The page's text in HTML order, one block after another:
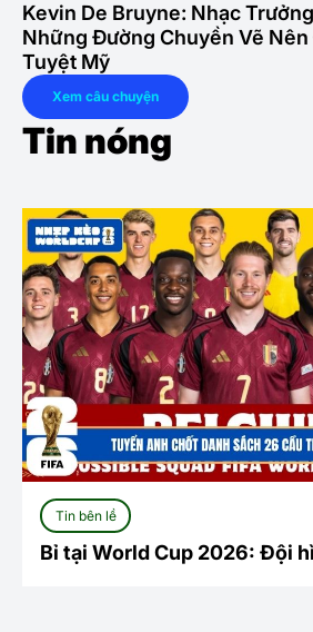
Kevin De Bruyne: Nhạc
Những Đường Chuyền Vẽ
Tuyệt Mỹ
Xem câu chuyện
Tin nóng
Tin bên lề
Bỉ tại World Cup 2026: Đội